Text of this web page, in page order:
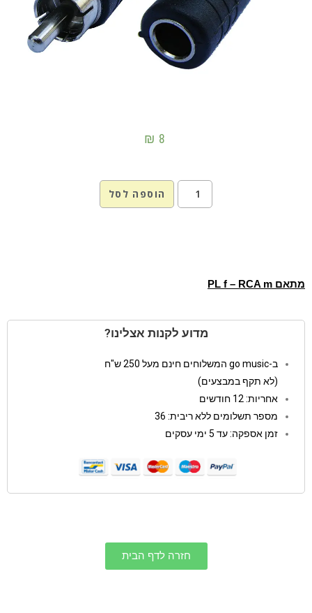
₪ 8
הוספה לסל
מתאם PL f – RCA m
מדוע לקנות אצלינו?
ב-go music המשלוחים חינם מעל 250 ש"ח
(לא תקף במבצעים)
אחריות: 12 חודשים
מספר תשלומים ללא ריבית: 36
זמן אספקה: עד 5 ימי עסקים
חזרה לדף הבית